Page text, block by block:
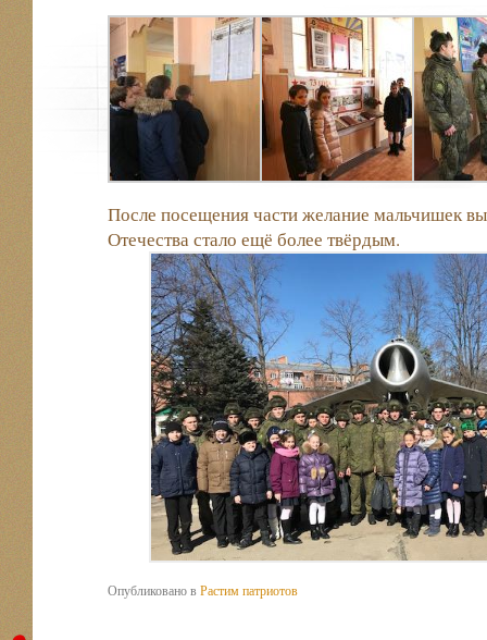
После посещения части желание мальчишек
Отечества стало ещё более твёрдым.
Опубликовано вРастим патриотов